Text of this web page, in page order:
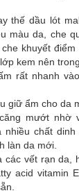
thế dầu lót
màu da, che
khuyết
kem nên
rất nhanh
giữ ẩm cho da
mướt nhờ
nhiều chất
làn da mới.
các vết rạn da,
acid vitamin